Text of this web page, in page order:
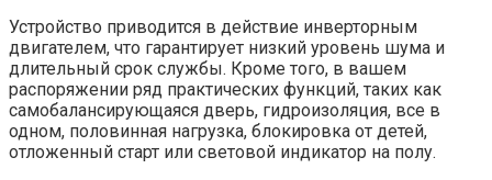
Устройство приводится в действие инверторным
двигателем, что гарантирует низкий уровень шума и
длительный срок службы. Кроме того, в вашем
распоряжении ряд практических функций, таких как
самобалансирующаяся дверь, гидроизоляция, все в
одном, половинная нагрузка, блокировка от детей,
отложенный старт или световой индикатор на полу.